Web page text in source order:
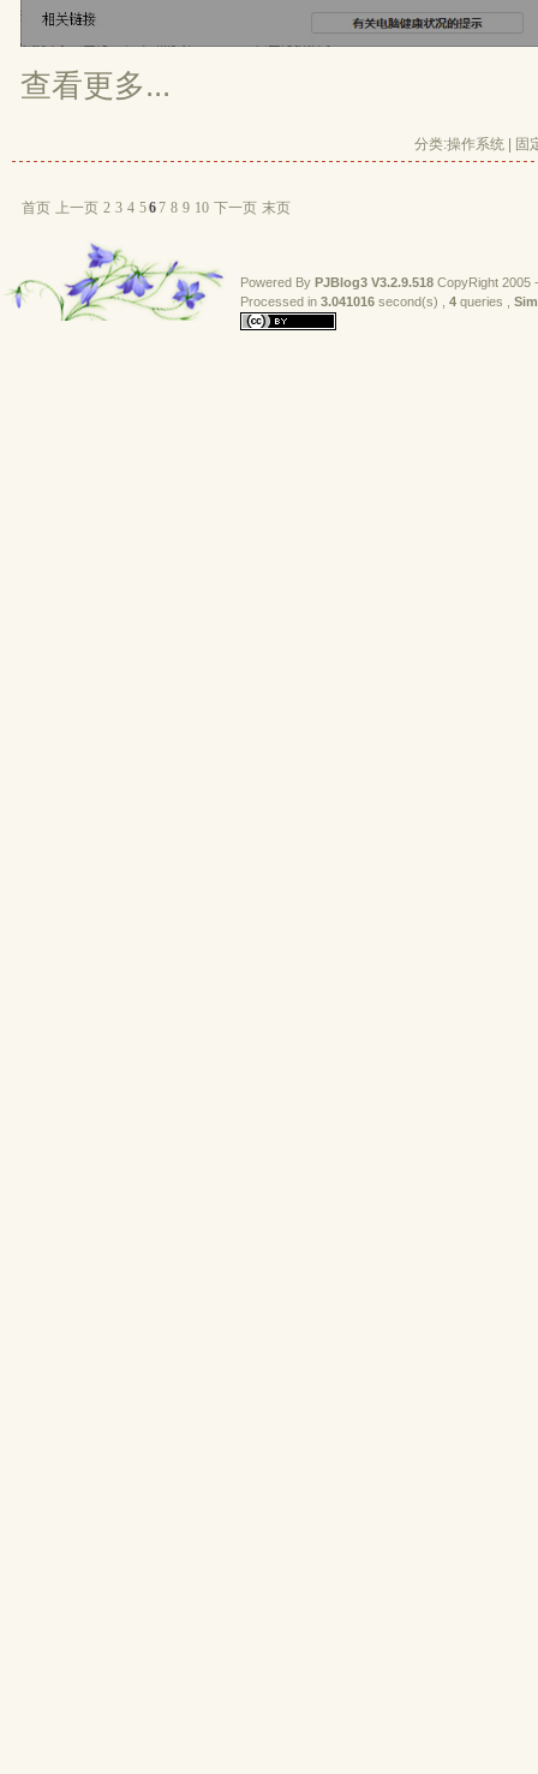
查看更多...
分类:操作系统 固
首页 上一页 2 3 4 567 8 9 10 下一页 末页
Powered By PJBlog3 V3.2.9.518 CopyRight 2005
Processed in 3.041016 second(s) , 4 queries ,